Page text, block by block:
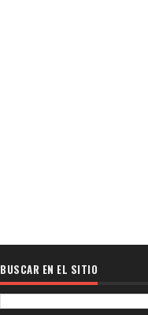
BUSCAR EN EL SITIO